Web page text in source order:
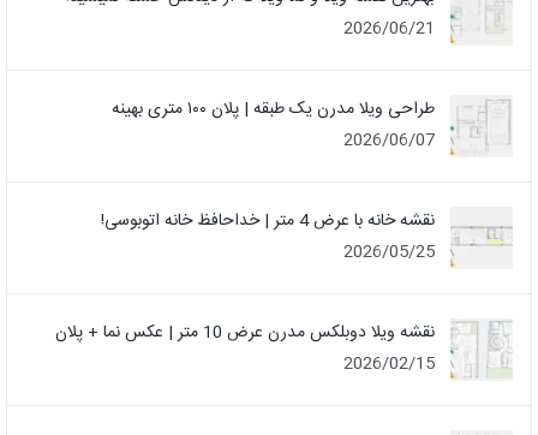
2026/06/21
طراحی ویلا مدرن یک‌ طبقه | پلان ۱۰۰ متری بهینه
2026/06/07
نقشه خانه با عرض 4 متر | خداحافظ خانه‌ اتوبوسی!
2026/05/25
نقشه ویلا دوبلکس مدرن عرض 10 متر | عکس نما + پلان
2026/02/15